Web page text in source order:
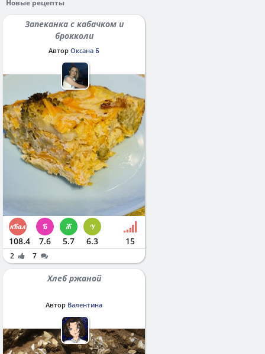
Новые рецепты
Запеканка с кабачком и
брокколи
Автор Оксана Б
108.4 7.6 5.7 6.3 15
2 7
Хлеб ржаной
Автор Валентина